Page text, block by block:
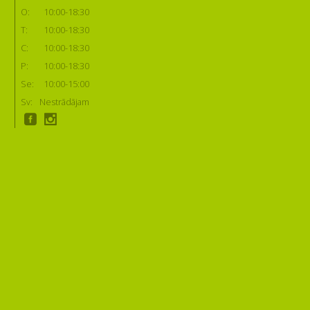
O:
10:00-18:30
T:
10:00-18:30
C:
10:00-18:30
P:
10:00-18:30
Se:
10:00-15:00
Sv:
Nestrādājam